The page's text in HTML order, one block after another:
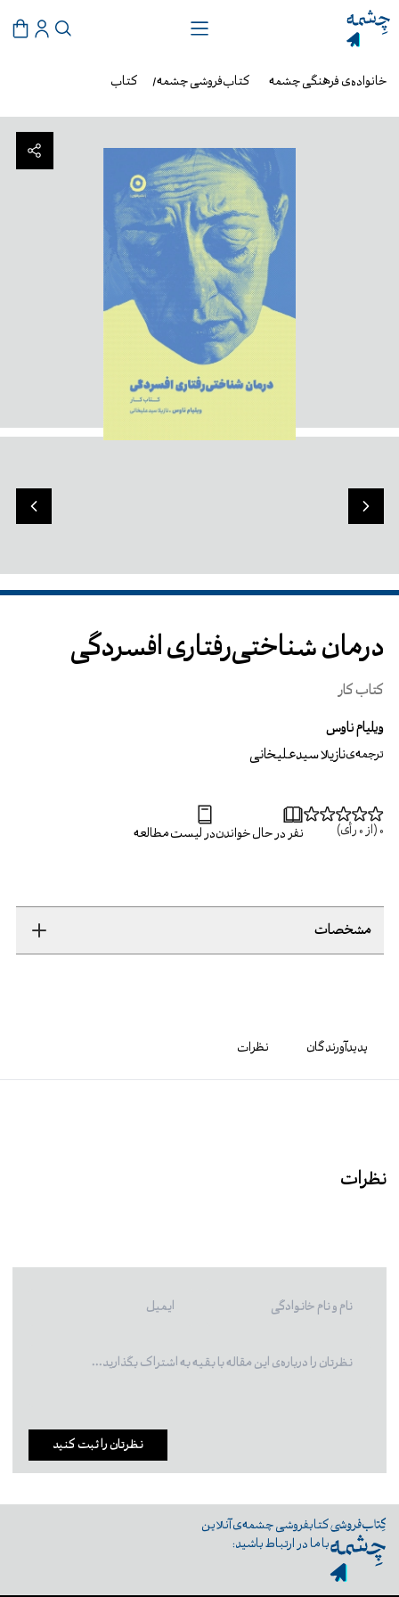
کتاب کتاب‌فروشی چشمه خانواده‌ی فرهنگی چشمه
درمان شناختی‌رفتاری افسردگی
کتاب کار
ویلیام ناوس
ترجمه‌ینازیلا سیدعلیخانی
0 (از 0 رأی) نفر در حال خواندندر لیست مطالعه
مشخصات
پدیدآورندگان نظرات
نظرات
نظرتان را ثبت کنید
کتابفروشی چشمه‌ی آنلاین
با ما در ارتباط باشید: